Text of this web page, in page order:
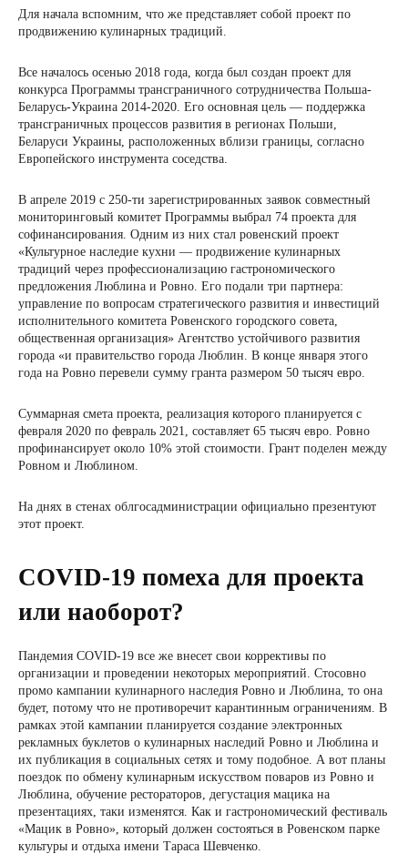
Для начала вспомним, что же представляет собой проект по
продвижению кулинарных традиций.
Все началось осенью 2018 года, когда был создан проект для
конкурса Программы трансграничного сотрудничества Польша-
Беларусь-Украина 2014-2020. Его основная цель — поддержка
трансграничных процессов развития в регионах Польши,
Беларуси Украины, расположенных вблизи границы, согласно
Европейского инструмента соседства.
В апреле 2019 с 250-ти зарегистрированных заявок совместный
мониторинговый комитет Программы выбрал 74 проекта для
софинансирования. Одним из них стал ровенский проект
«Культурное наследие кухни — продвижение кулинарных
традиций через профессионализацию гастрономического
предложения Люблина и Ровно. Его подали три партнера:
управление по вопросам стратегического развития и инвестиций
исполнительного комитета Ровенского городского совета,
общественная организация» Агентство устойчивого развития
города «и правительство города Люблин. В конце января этого
года на Ровно перевели сумму гранта размером 50 тысяч евро.
Суммарная смета проекта, реализация которого планируется с
февраля 2020 по февраль 2021, составляет 65 тысяч евро. Ровно
профинансирует около 10% этой стоимости. Грант поделен между
Ровном и Люблином.
На днях в стенах облгосадминистрации официально презентуют
этот проект.
COVID-19 помеха для проекта
или наоборот?
Пандемия COVID-19 все же внесет свои коррективы по
организации и проведении некоторых мероприятий. Стосовно
промо кампании кулинарного наследия Ровно и Люблина, то она
будет, потому что не противоречит карантинным ограничениям. В
рамках этой кампании планируется создание электронных
рекламных буклетов о кулинарных наследий Ровно и Люблина и
их публикация в социальных сетях и тому подобное. А вот планы
поездок по обмену кулинарным искусством поваров из Ровно и
Люблина, обучение рестораторов, дегустация мацика на
презентациях, таки изменятся. Как и гастрономический фестиваль
«Мацик в Ровно», который должен состояться в Ровенском парке
культуры и отдыха имени Тараса Шевченко.